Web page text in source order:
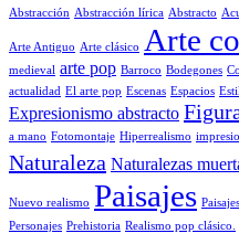
Abstracción Abstracción lírica Abstracto
Arte Antiguo Arte clásico Arte
medieval arte pop Barroco Bodegones
actualidad El arte pop Escenas Espacios
Expresionismo abstracto
a mano Fotomontaje Hiperrealismo
Naturaleza Naturalezas
Nuevo realismo Paisajes
Personajes Prehistoria Realismo pop clásico.